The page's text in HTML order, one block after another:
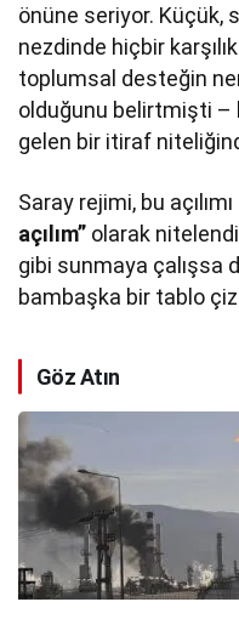
önüne seriyor. Küçük,
nezdinde hiçbir
toplumsal desteğin
olduğunu belirtmişti –
gelen bir itiraf
Saray rejimi, bu
açılım” olarak
gibi sunmaya çalışsa
bambaşka bir tablo
Göz Atın